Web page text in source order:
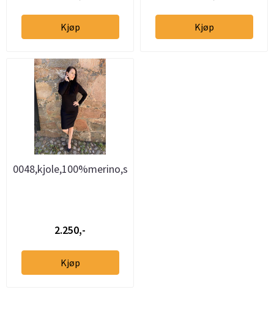
Kjøp Kjøp
0048,kjole,100%merino,sort
2.250,-
Kjøp